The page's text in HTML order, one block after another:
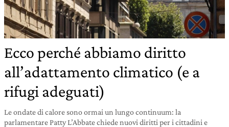
Ecco perché abbiamo diritto
all’adattamento climatico (e a
rifugi adeguati)
Le ondate di calore sono ormai un lungo continuum: la
parlamentare Patty L’Abbate chiede nuovi diritti per i cittadini e